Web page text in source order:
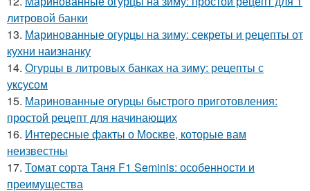
литровой банки
13. Маринованные огурцы на зиму: секреты и рецепты от
кухни наизнанку
14. Огурцы в литровых банках на зиму: рецепты с
уксусом
15. Маринованные огурцы быстрого приготовления:
простой рецепт для начинающих
16. Интересные факты о Москве, которые вам
неизвестны
17. Томат сорта Таня F1 Seminis: особенности и
преимущества